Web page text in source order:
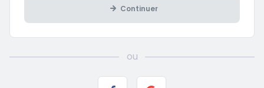
Continuer